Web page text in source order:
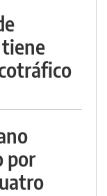
por